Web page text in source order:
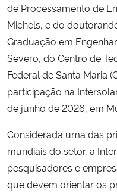
Secretaria-Geral
Secretaria de Governo
Advocacia-Geral da União
Banco Central do Brasil
de Processamento de
Michels, e do
Graduação em
Severo, do Centro de
Federal de Santa Maria
participação na
de junho de 2026, em
Considerada uma das
mundiais do setor, a
pesquisadores e
que devem orientar os